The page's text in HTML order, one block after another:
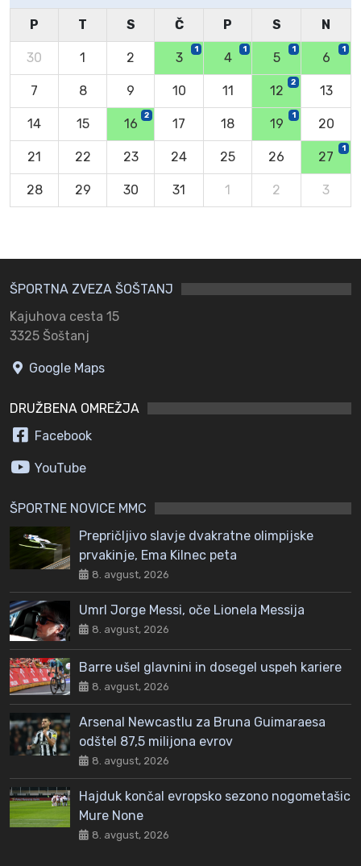
P T S Č P S N
30 1 2 3
1
4
1
5
1
6
1
7 8 9 10 11 12
2
13
14 15 16
2
17 18 19
1
20
21 22 23 24 25 26 27
1
28 29 30 31 1 2 3
ŠPORTNA ZVEZA ŠOŠTANJ
Kajuhova cesta 15
3325 Šoštanj
Google Maps
DRUŽBENA OMREŽJA
Facebook
YouTube
ŠPORTNE NOVICE MMC
Prepričljivo slavje dvakratne olimpijske
prvakinje, Ema Kilnec peta
8. avgust, 2026
Umrl Jorge Messi, oče Lionela Messija
8. avgust, 2026
Barre ušel glavnini in dosegel uspeh kariere
8. avgust, 2026
Arsenal Newcastlu za Bruna Guimaraesa
odštel 87,5 milijona evrov
8. avgust, 2026
Hajduk končal evropsko sezono nogometašic
Mure None
8. avgust, 2026